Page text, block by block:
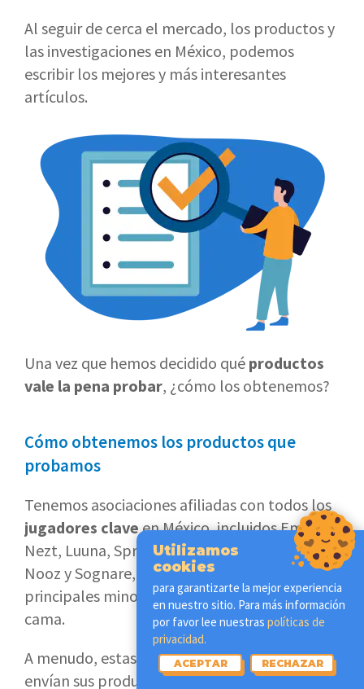
Al seguir de cerca el mercado, los productos y
las investigaciones en México, podemos
escribir los mejores y más interesantes
artículos.
Una vez que hemos decidido qué productos
vale la pena probar, ¿cómo los obtenemos?
Cómo obtenemos los productos que
probamos
Tenemos asociaciones afiliadas con todos los
jugadores claveen México, incluidos Emma,
Nezt, Luuna, Spring Air, Ikea, Restonic, Gaia,
Nooz y Sognare, así como algunos de los
principales minoristas de camas y ropa de
cama.
A menudo, estas marcas y minoristas nos
envían sus productos sin cargo.
Utilizamos
cookies
para garantizarte la mejor experiencia
en nuestro sitio. Para más información
por favor lee nuestras políticas de
privacidad.
ACEPTAR RECHAZAR